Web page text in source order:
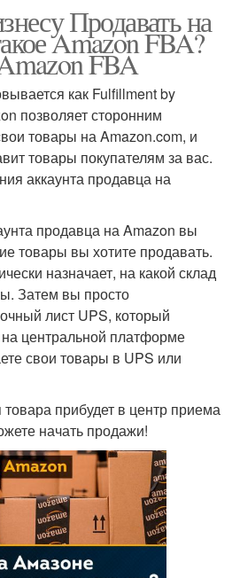
Продавать на
Amazon FBA?
FBA
как Fulfillment by
позволяет сторонним
товары на Amazon.com, и
товары покупателям за вас.
аккаунта продавца на
продавца на Amazon вы
товары вы хотите продавать.
назначает, на какой склад
Затем вы просто
лист UPS, который
центральной платформе
свои товары в UPS или
прибудет в центр приема
начать продажи!